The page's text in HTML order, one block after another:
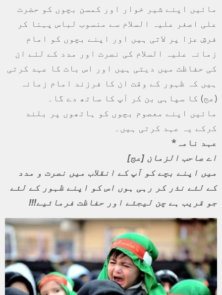
مائیں اپنے شیر خوار اور کمسن بچوں کو حضرت
علی اصغر علیہ السلام سے منسوب لباس پہنا کر
فرشِ عزا پر لاتی ہیں اور اپنے بچوں کو امام
زمانہ علیہ السلام کی نصرت اور مدد کے لئے ان
کی حفاظت میں دیتی ہیں اور اس بات کا عہد کرتی
ہیں کہ ظہور کے وقت ان کا فرزند امام زمانہ
(عج) کا سپاہی بن کر آپ کا ساتھ دے گا۔
مائیں اپنے معصوم بچوں کو ہاتھوں پر بلند
کرکے یہ عہد کرتی ہیں۔
عہد نامہ*
اے صاحب الزمان [عج]
میں اپنے بچے کو آپ کے انقلاب میں نصرت و مدد
کے لئے نذر کر رہی ہوں اس کو اپنے ظہور کے لئے
جو قریب ہے چن لیجئے اور حفاظت فرمائیے!!!